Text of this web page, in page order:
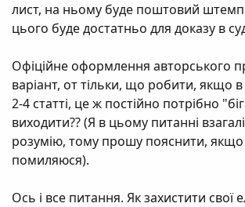
лист, на ньому буде поштовий
цього буде достатньо для доказу в
Офіційне оформлення авторського
варіант, от тільки, що робити, якщо
2-4 статті, це ж постійно потрібно
виходити?? (Я в цьому питанні
розумію, тому прошу пояснити,
помиляюся).
Ось і все питання. Як захистити свої